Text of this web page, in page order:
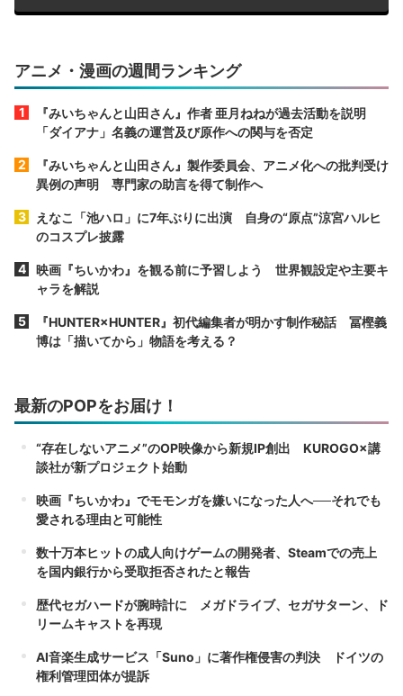
アニメ・漫画の週間ランキング
『みいちゃんと山田さん』作者 亜月ねねが過去活動を説明
「ダイアナ」名義の運営及び原作への関与を否定
『みいちゃんと山田さん』製作委員会、アニメ化への批判受け
異例の声明 専門家の助言を得て制作へ
えなこ「池ハロ」に7年ぶりに出演 自身の“原点”涼宮ハルヒ
のコスプレ披露
映画『ちいかわ』を観る前に予習しよう 世界観設定や主要キ
ャラを解説
『HUNTER×HUNTER』初代編集者が明かす制作秘話 冨樫義
博は「描いてから」物語を考える？
最新のPOPをお届け！
“存在しないアニメ”のOP映像から新規IP創出 KUROGO×講
談社が新プロジェクト始動
映画『ちいかわ』でモモンガを嫌いになった人へ──それでも
愛される理由と可能性
数十万本ヒットの成人向けゲームの開発者、Steamでの売上
を国内銀行から受取拒否されたと報告
歴代セガハードが腕時計に メガドライブ、セガサターン、ド
リームキャストを再現
AI音楽生成サービス「Suno」に著作権侵害の判決 ドイツの
権利管理団体が提訴